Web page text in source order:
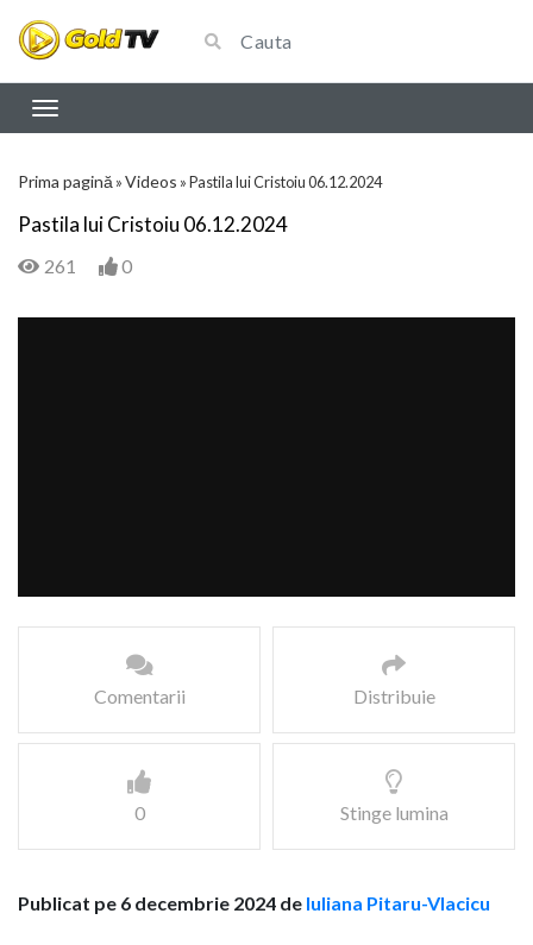
Prima pagină »Videos »Pastila lui Cristoiu 06.12.2024
Pastila lui Cristoiu 06.12.2024
261 0
Comentarii Distribuie
0 Stinge lumina
Publicat pe 6 decembrie 2024 de Iuliana Pitaru-Vlacicu